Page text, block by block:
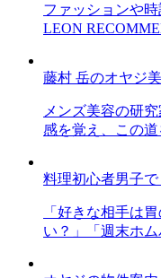
ファッションや
LEON
藤村 岳のオヤジ
メンズ美容の研
感を覚え、この
料理初心者男子
「好きな相手は
い？」「週末ホ